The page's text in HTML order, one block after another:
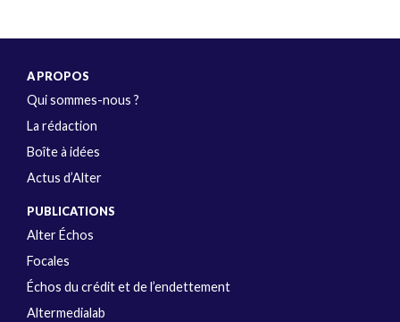
A PROPOS
Qui sommes-nous ?
La rédaction
Boîte à idées
Actus d’Alter
PUBLICATIONS
Alter Échos
Focales
Échos du crédit et de l’endettement
Altermedialab